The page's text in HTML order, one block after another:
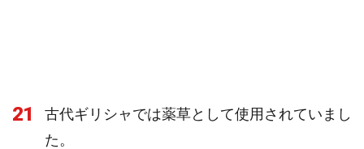
21
古代ギリシャでは薬草として使用されていまし
た。